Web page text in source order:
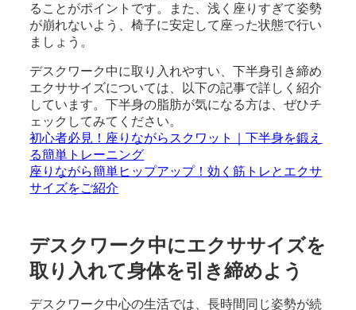
ることがポイントです。また、浅く座りすぎて姿勢
が崩れないよう、椅子に安定して座った状態で行い
ましょう。
デスクワーク中に取り入れやすい、下半身引き締め
エクササイズについては、以下の記事で詳しく紹介
しています。下半身の脂肪が気になる方は、ぜひチ
ェックしてみてください。
初心者必見！座りながらスクワット｜下半身を鍛え
る簡単トレーニング
座りながら簡単ヒップアップ！効く筋トレとエクサ
サイズをご紹介
デスクワーク中にエクササイズを
取り入れて身体を引き締めよう
デスクワーク中心の生活では、長時間同じ姿勢が続